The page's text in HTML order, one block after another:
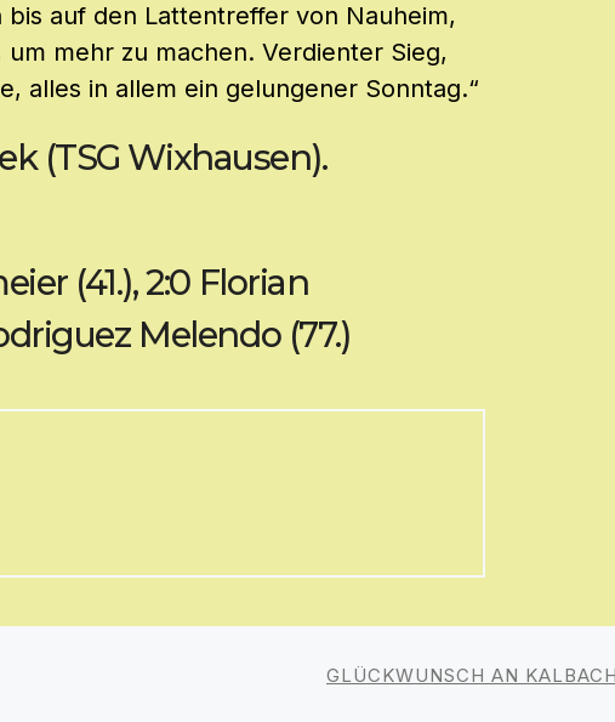
auf den Lattentreffer von Nauheim,
mehr zu machen. Verdienter Sieg,
alles in allem ein gelungener Sonntag.“
(TSG Wixhausen).
(41.), 2:0 Florian
Melendo (77.)
GLÜCKWUNSCH AN